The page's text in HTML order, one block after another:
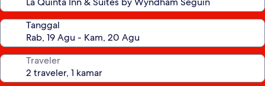
Tanggal
Traveler